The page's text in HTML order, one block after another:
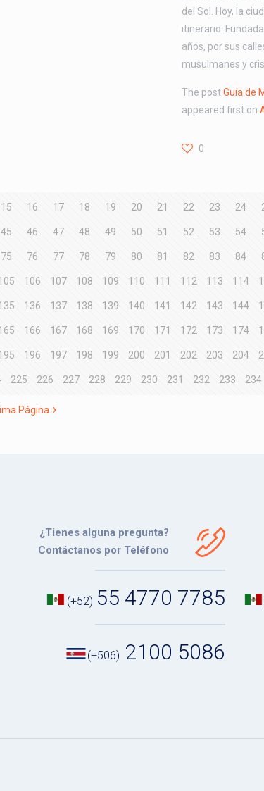
del Sol. Hoy, la
itinerario.
años, por sus
musulmanes y
The postGuía de
appeared first on
0
15 16 17 18 19 20 21 22 23 24
45 46 47 48 49 50 51 52 53 54
75 76 77 78 79 80 81 82 83 84
106 107 108 109 110 111 112 113 114
136 137 138 139 140 141 142 143 144
166 167 168 169 170 171 172 173 174
196 197 198 199 200 201 202 203 204
225 226 227 228 229 230 231 232 233 234
Página
¿Tienes alguna pregunta?
Contáctanos por Teléfono
(+52) 55 4770 7785
(+506) 2100 5086